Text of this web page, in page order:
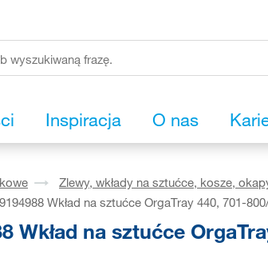
Inspiracja O nas
Zlewy, wkłady na sztućce, kosze,
Wkład na sztućce OrgaTray 440, 701-
Wkład na sztućce